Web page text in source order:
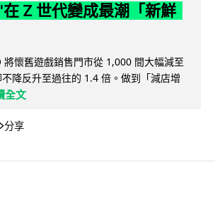
Z 世代變成最潮「新鮮
將懷舊遊戲銷售門市從 1,000 間大幅減至
降反升至過往的 1.4 倍。做到「減店增
全文
分享